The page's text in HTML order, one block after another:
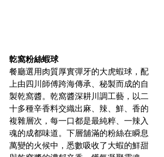
亁窩粉絲蝦球
餐廳選用肉質厚實彈牙的大虎蝦球，配
上由四川師傅跨海傳承、秘製而成的自
製乾窩醬。乾窩醬深耕川調工藝，以二
十多種辛香料交織出麻、辣、鮮、香的
複雜層次，每一口都是最純粹、一辣入
魂的成都味道。下層舖滿的粉絲在瞬息
萬變的火候中，悉數吸收了大蝦的鮮甜